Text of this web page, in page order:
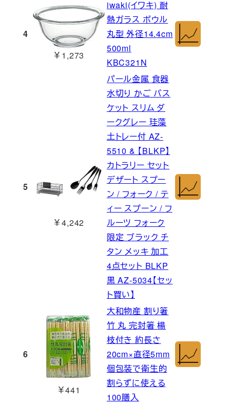
4
￥1,273
iwaki(イワキ) 耐
熱ガラス ボウル
丸型 外径14.4cm
500ml
KBC321N
5
￥4,242
パール金属 食器
水切り かご バス
ケット スリム ダ
ークグレー 珪藻
土トレー付 AZ-
5510 & 【BLKP】
カトラリー セット
デザート スプー
ン / フォーク / テ
ィー スプーン / フ
ルーツ フォーク
限定 ブラック チ
タン メッキ 加工
4点セット BLKP
黒 AZ-5034【セッ
ト買い】
6
￥441
大和物産 割り箸
竹 丸 完封箸 楊
枝付き 約長さ
20cm×直径5mm
個包装で衛生的
割らずに使える
100膳入